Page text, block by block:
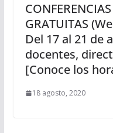
GRATUITAS
Del 17 al 21 de
docentes,
[Conoce los
18 agosto, 2020